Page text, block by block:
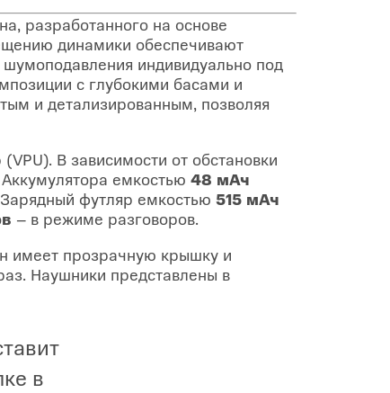
разработанного на основе
динамики обеспечивают
шумоподавления индивидуально под
с глубокими басами и
и детализированным, позволяя
В зависимости от обстановки
емкостью 48 мАч
футляр емкостью 515 мАч
– в режиме разговоров.
имеет прозрачную крышку и
Наушники представлены в
в